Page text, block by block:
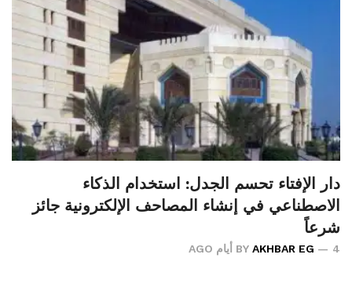
دار الإفتاء تحسم الجدل: استخدام الذكاء
الاصطناعي في إنشاء المصاحف الإلكترونية جائز
شرعاً
BY AKHBAR EG 4 أيام AGO